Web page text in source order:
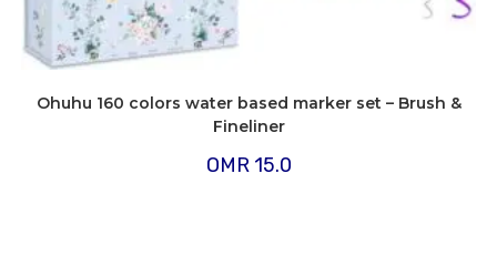
Ohuhu 160 colors water based marker set – Brush &
Fineliner
OMR 15.0